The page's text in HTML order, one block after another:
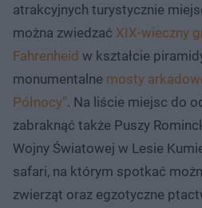
atrakcyjnych turystycznie
można zwiedzać XIX-wieczny
Fahrenheid w kształcie
monumentalne mosty
Północy”. Na liście miejsc do
zabraknąć także Puszy
Wojny Światowej w Lesie
safari, na którym spotkać
zwierząt oraz egzotyczne